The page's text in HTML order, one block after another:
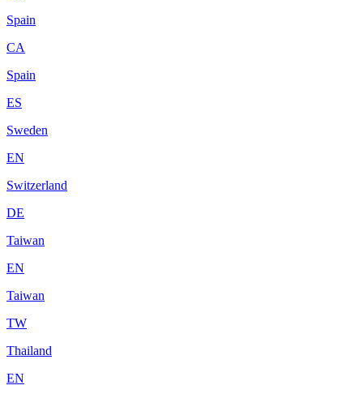
Spain
CA
Spain
ES
Sweden
EN
Switzerland
DE
Taiwan
EN
Taiwan
TW
Thailand
EN